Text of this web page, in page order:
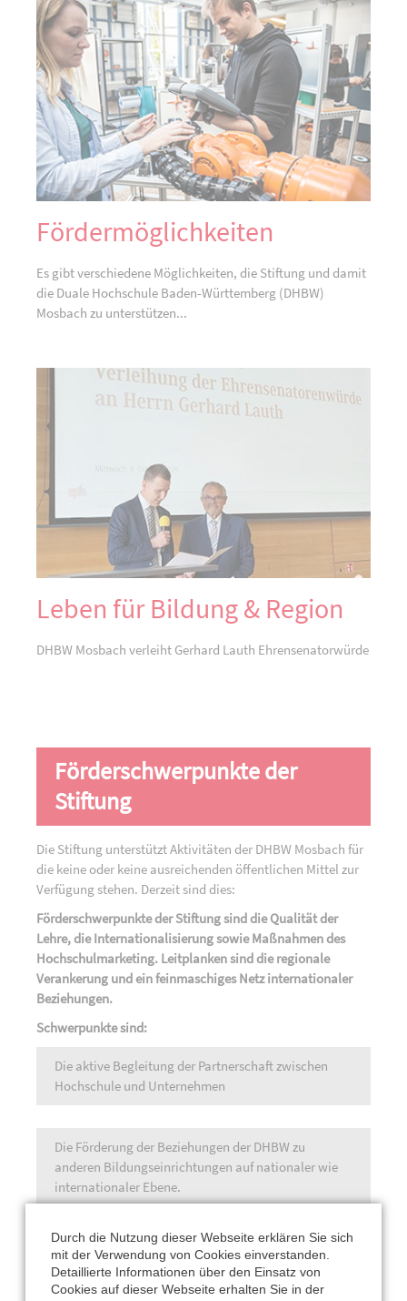
Fördermöglichkeiten
Es gibt verschiedene Möglichkeiten, die Stiftung und damit
die Duale Hochschule Baden-Württemberg (DHBW)
Mosbach zu unterstützen...
Leben für Bildung & Region
DHBW Mosbach verleiht Gerhard Lauth Ehrensenatorwürde
Förderschwerpunkte der
Stiftung
Die Stiftung unterstützt Aktivitäten der DHBW Mosbach für
die keine oder keine ausreichenden öffentlichen Mittel zur
Verfügung stehen. Derzeit sind dies:
Förderschwerpunkte der Stiftung sind die Qualität der
Lehre, die Internationalisierung sowie Maßnahmen des
Hochschulmarketing. Leitplanken sind die regionale
Verankerung und ein feinmaschiges Netz internationaler
Beziehungen.
Schwerpunkte sind:
Die aktive Begleitung der Partnerschaft zwischen
Hochschule und Unternehmen
Die Förderung der Beziehungen der DHBW zu
anderen Bildungseinrichtungen auf nationaler wie
internationaler Ebene.
Die internationale Ausrichtung der Hochschule durch
die Förderung eines intensiven, internationalen
Studierenden- und Dozentenaustausches in den
Durch die Nutzung dieser Webseite erklären Sie sich
mit der Verwendung von Cookies einverstanden.
Detaillierte Informationen über den Einsatz von
Cookies auf dieser Webseite erhalten Sie in der